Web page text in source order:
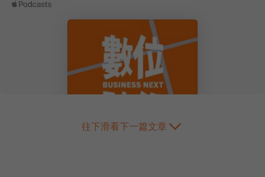
往下滑看下一篇文章